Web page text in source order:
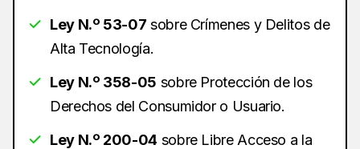
Ley N.º 53-07 sobre Crímenes y Delitos de
Alta Tecnología.
Ley N.º 358-05 sobre Protección de los
Derechos del Consumidor o Usuario.
Ley N.º 200-04 sobre Libre Acceso a la